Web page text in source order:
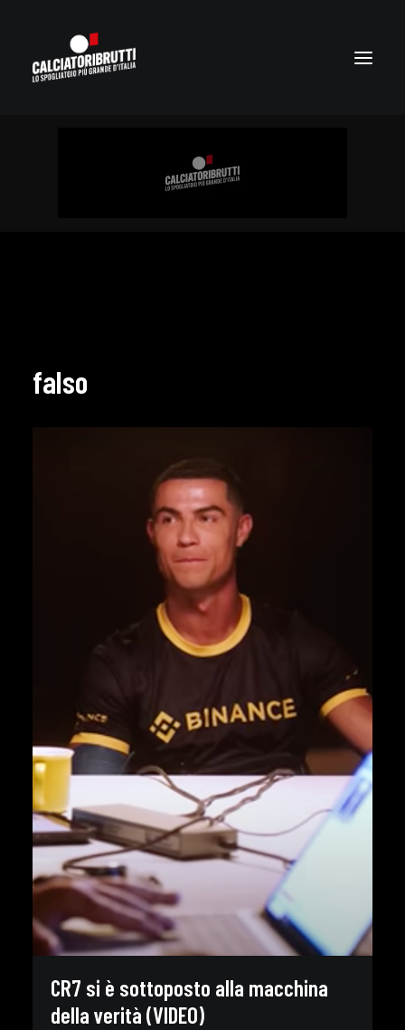
falso
CR7 si è sottoposto alla macchina
della verità (VIDEO)